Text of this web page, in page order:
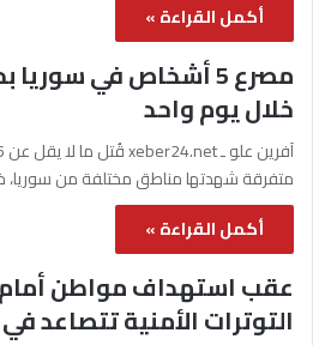
أكمل القراءة »
مصرع 5 أشخاص في
خلال يوم واحد
متفرقة شهدتها مناطق مختلفة من سوريا،
أكمل القراءة »
عقب استهداف مواطن
التوترات الأمنية تتصاعد